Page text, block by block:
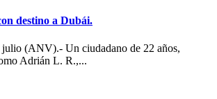
destino a Dubái.
julio (ANV).- Un ciudadano de 22 años,
Adrián L. R.,...